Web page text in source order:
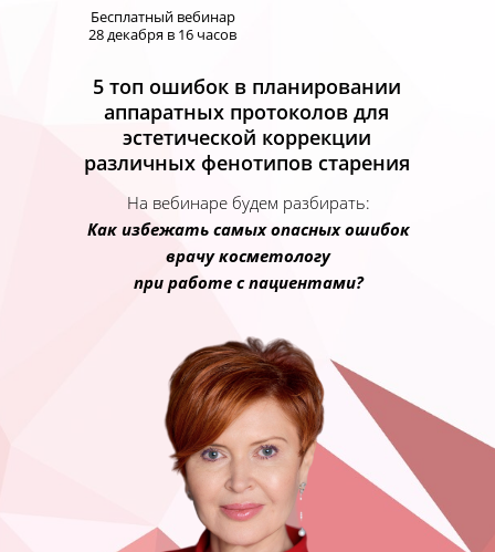
5 топ ошибок в планировании
аппаратных протоколов для
эстетической коррекции
различных фенотипов старения
Бесплатный вебинар
28 декабря в 16 часов
На вебинаре будем разбирать:
Как избежать самых опасных ошибок
врачу косметологу
при работе с пациентами?